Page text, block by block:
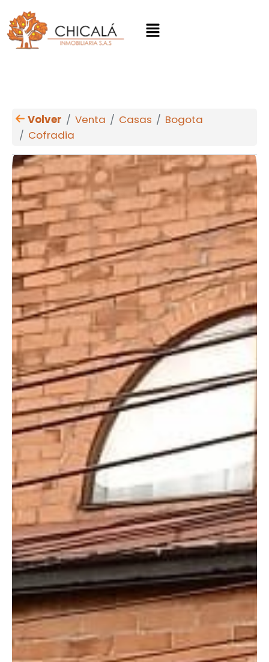
Volver Venta Casas
Bogota
Cofradia